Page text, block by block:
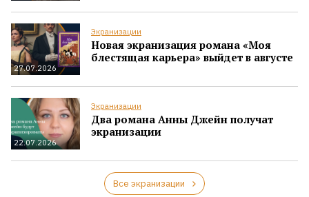
27.07.2026
Экранизации
Новая экранизация романа «Моя
блестящая карьера» выйдет в августе
22.07.2026
Экранизации
Два романа Анны Джейн получат
экранизации
Все экранизации